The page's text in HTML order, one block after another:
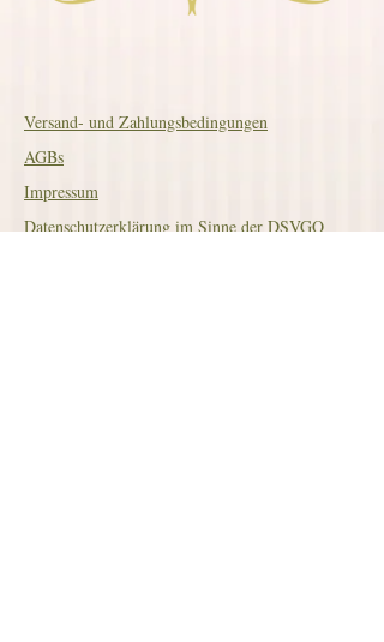
Versand- und Zahlungsbedingungen
AGBs
Impressum
Datenschutzerklärung im Sinne der DSVGO